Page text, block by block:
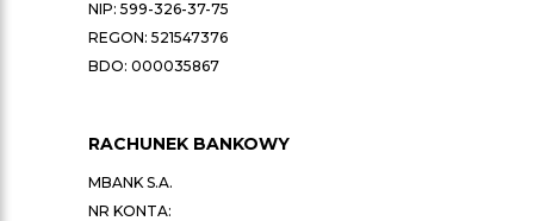
NIP: 599-326-37-75
REGON: 521547376
BDO: 000035867
RACHUNEK BANKOWY
MBANK S.A.
NR KONTA: